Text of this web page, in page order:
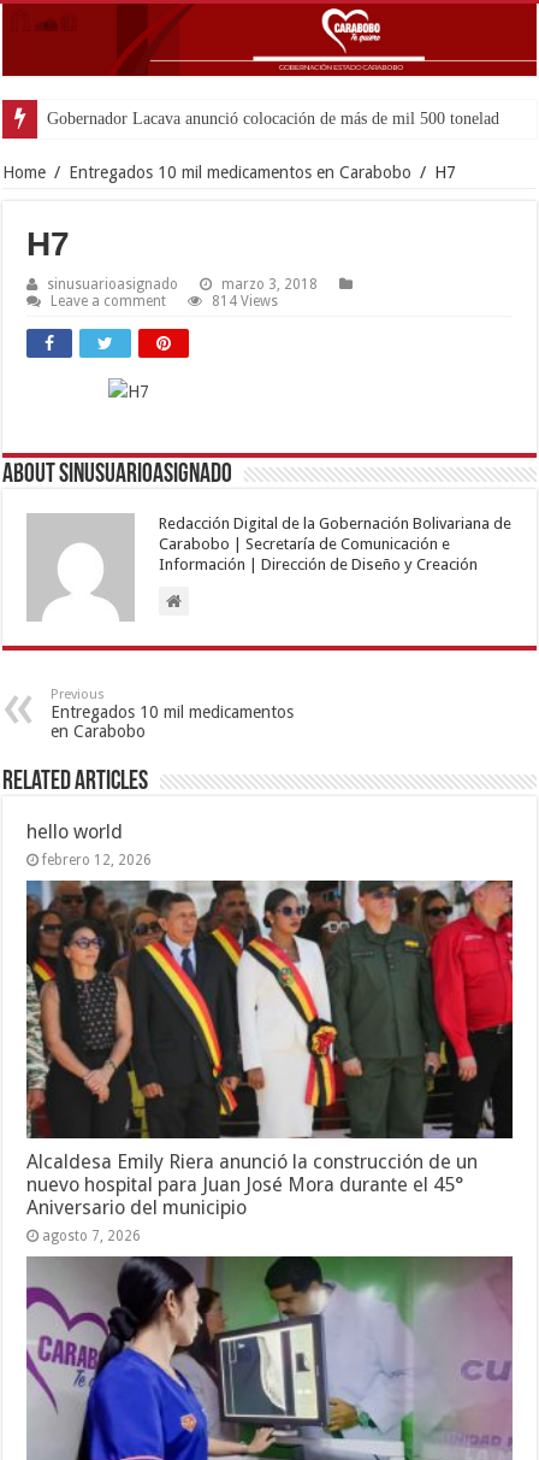
Home / Entregados 10 mil medicamentos en Carabobo / H7
H7
sinusuarioasignado
marzo 3, 2018
Leave a comment
814 Views
About sinusuarioasignado
Redacción Digital de la Gobernación Bolivariana de
Carabobo | Secretaría de Comunicación e
Información | Dirección de Diseño y Creación
Previous
Entregados 10 mil medicamentos
en Carabobo
Related Articles
hello world
febrero 12, 2026
Alcaldesa Emily Riera anunció la construcción de un
nuevo hospital para Juan José Mora durante el 45°
Aniversario del municipio
agosto 7, 2026